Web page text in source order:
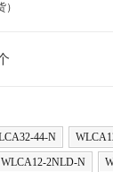
44-N
WLCA12-2NLD-N